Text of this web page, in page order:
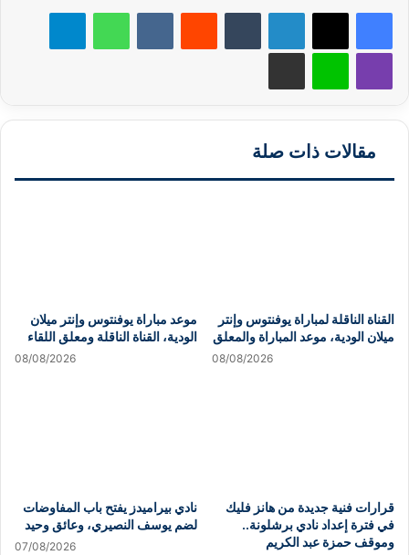
لينكدإن ‏Tumblr
‏Reddit
‏VKontakte واتساب تيلقرام
ڤايبر لاين مشاركة عبر البريد
مقالات ذات صلة
موعد مباراة يوفنتوس وإنتر ميلان
الودية، القناة الناقلة ومعلق اللقاء
08/08/2026
القناة الناقلة لمباراة يوفنتوس وإنتر
ميلان الودية، موعد المباراة والمعلق
08/08/2026
نادي بيراميدز يفتح باب المفاوضات
لضم يوسف النصيري، وعائق وحيد
07/08/2026
قرارات فنية جديدة من هانز فليك
في فترة إعداد نادي برشلونة..
وموقف حمزة عبد الكريم